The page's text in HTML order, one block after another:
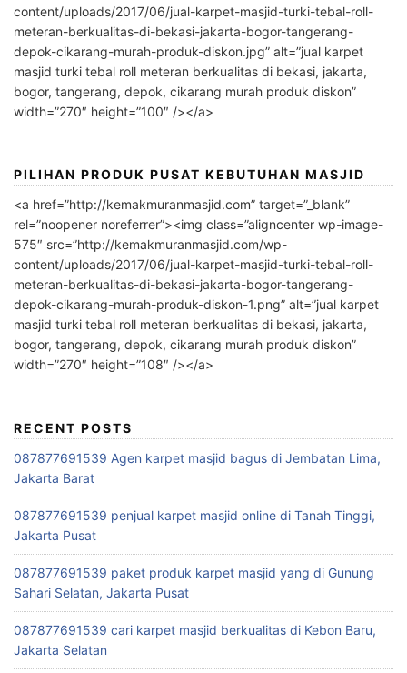
content/uploads/2017/06/jual-karpet-masjid-turki-tebal-roll-
meteran-berkualitas-di-bekasi-jakarta-bogor-tangerang-
depok-cikarang-murah-produk-diskon.jpg” alt=”jual karpet
masjid turki tebal roll meteran berkualitas di bekasi, jakarta,
bogor, tangerang, depok, cikarang murah produk diskon”
width=”270″ height=”100″ /></a>
PILIHAN PRODUK PUSAT KEBUTUHAN MASJID
<a href=”http://kemakmuranmasjid.com” target=”_blank”
rel=”noopener noreferrer”><img class=”aligncenter wp-image-
575″ src=”http://kemakmuranmasjid.com/wp-
content/uploads/2017/06/jual-karpet-masjid-turki-tebal-roll-
meteran-berkualitas-di-bekasi-jakarta-bogor-tangerang-
depok-cikarang-murah-produk-diskon-1.png” alt=”jual karpet
masjid turki tebal roll meteran berkualitas di bekasi, jakarta,
bogor, tangerang, depok, cikarang murah produk diskon”
width=”270″ height=”108″ /></a>
RECENT POSTS
087877691539 Agen karpet masjid bagus di Jembatan Lima,
Jakarta Barat
087877691539 penjual karpet masjid online di Tanah Tinggi,
Jakarta Pusat
087877691539 paket produk karpet masjid yang di Gunung
Sahari Selatan, Jakarta Pusat
087877691539 cari karpet masjid berkualitas di Kebon Baru,
Jakarta Selatan